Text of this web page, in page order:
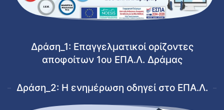
Δράση_1: Επαγγελματικοί ορίζοντες
αποφοίτων 1ου ΕΠΑ.Λ. Δράμας
Δράση_2: Η ενημέρωση οδηγεί στο ΕΠΑ.Λ.